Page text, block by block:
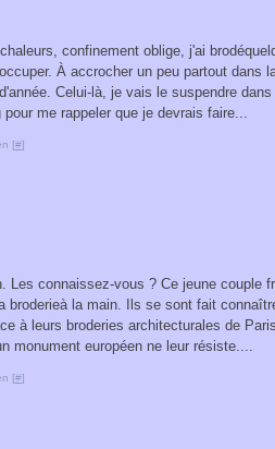
confinement oblige, j'ai
À accrocher un peu partout dans
Celui-là, je vais le suspendre
pour me rappeler que je devrais faire...
[#]
Les connaissez-vous ? Ce jeune couple
broderieà la main. Ils se sont fait
à leurs broderies architecturales de
monument européen ne leur résiste....
[#]